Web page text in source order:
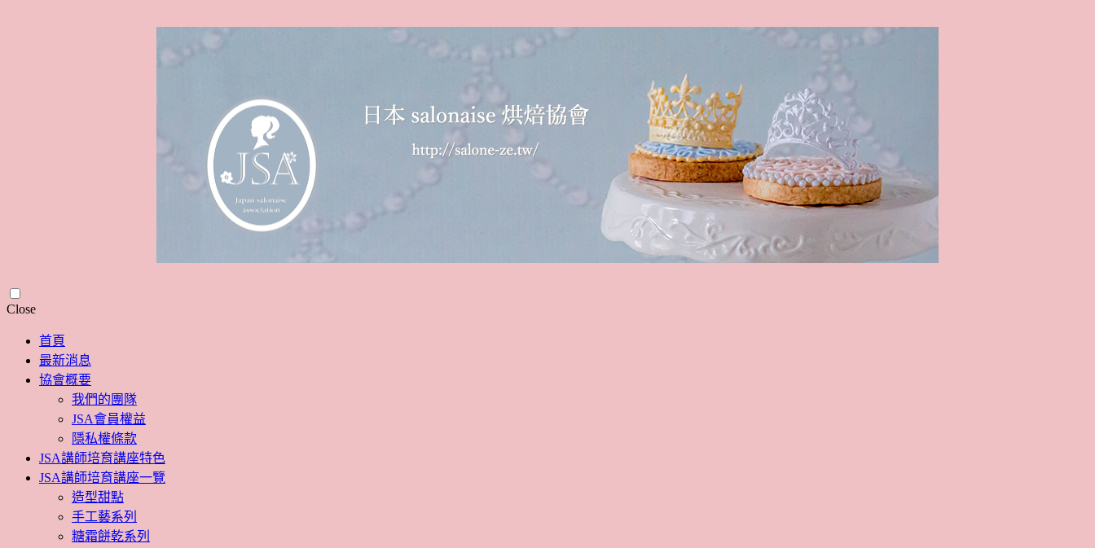
CloseSkip
content
首頁
最新消息
協會概要
我們的團隊
JSA會員權益
隱私權條款
JSA講師培育講座特色
JSA講師培育講座一覽
造型甜點
手工藝系列
糖霜餅乾系列